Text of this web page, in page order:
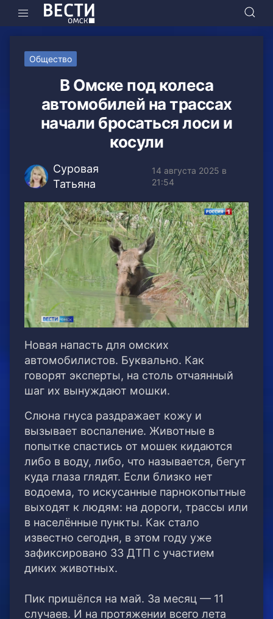
Общество
В Омске под колеса
автомобилей на трассах
начали бросаться лоси и
косули
Суровая
Татьяна
14 августа 2025 в
21:54
Новая напасть для омских
автомобилистов. Буквально. Как
говорят эксперты, на столь отчаянный
шаг их вынуждают мошки.
Слюна гнуса раздражает кожу и
вызывает воспаление. Животные в
попытке спастись от мошек кидаются
либо в воду, либо, что называется, бегут
куда глаза глядят. Если близко нет
водоема, то искусанные парнокопытные
выходят к людям: на дороги, трассы или
в населённые пункты. Как стало
известно сегодня, в этом году уже
зафиксировано 33 ДТП с участием
диких животных.
Пик пришёлся на май. За месяц — 11
случаев. И на протяжении всего лета